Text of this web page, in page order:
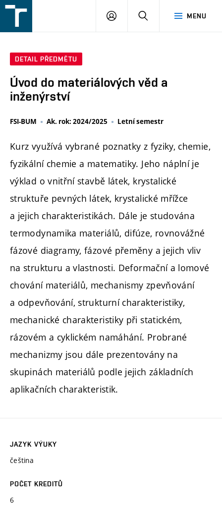
v
MENU
PŘIHLÁŠENÍ
DETAIL PŘEDMĚTU
Úvod do materiálových věd a
inženýrství
FSI-BUM Ak. rok: 2024/2025 Letní semestr
Kurz využívá vybrané poznatky z fyziky, chemie,
fyzikální chemie a matematiky. Jeho náplní je
výklad o vnitřní stavbě látek, krystalické
struktuře pevných látek, krystalické mřížce
a jejich charakteristikách. Dále je studována
termodynamika materiálů, difúze, rovnovážné
fázové diagramy, fázové přeměny a jejich vliv
na strukturu a vlastnosti. Deformační a lomové
chování materiálů, mechanismy zpevňování
a odpevňování, strukturní charakteristiky,
mechanické charakteristiky při statickém,
rázovém a cyklickém namáhání. Probrané
mechanizmy jsou dále prezentovány na
skupinách materiálů podle jejich základních
aplikačních charakteristik.
JAZYK VÝUKY
čeština
POČET KREDITŮ
6